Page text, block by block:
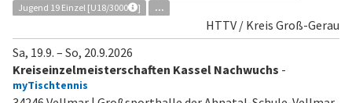
Jugend 19 Einzel [U18/3000
] ...
HTTV / Kreis Groß-Gerau
Sa, 19.9. – So, 20.9.2026
Kreiseinzelmeisterschaften Kassel Nachwuchs -
myTischtennis